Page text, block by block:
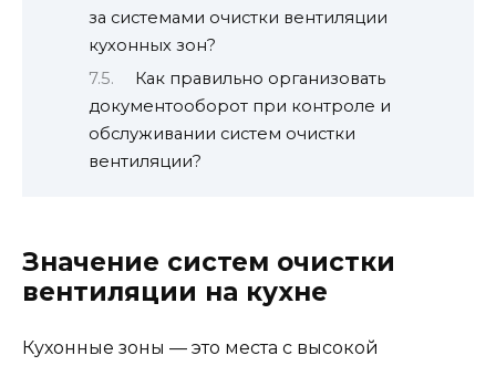
за системами очистки вентиляции
кухонных зон?
Как правильно организовать
документооборот при контроле и
обслуживании систем очистки
вентиляции?
Значение систем очистки
вентиляции на кухне
Кухонные зоны — это места с высокой